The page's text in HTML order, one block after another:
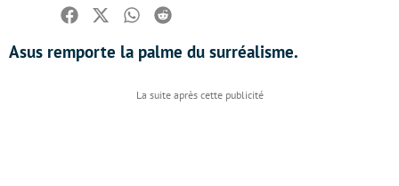
Facebook
TwitterWhatsapp
Reddit
Asus remporte la palme du surréalisme.